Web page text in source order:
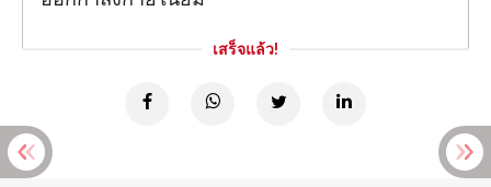
เสร็จแล้ว!